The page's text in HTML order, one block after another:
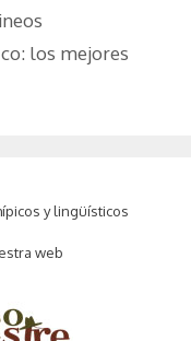
los mejores
y lingüísticos
web